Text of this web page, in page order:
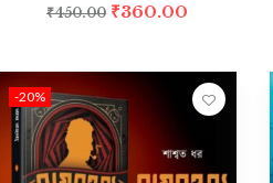
₹450.00 ₹360.00
-20%